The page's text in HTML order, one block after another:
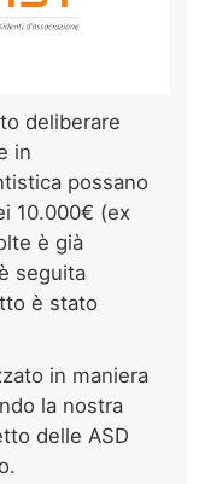
deliberare
in
possano
10.000€ (ex
è già
seguita
è stato
in maniera
la nostra
delle ASD